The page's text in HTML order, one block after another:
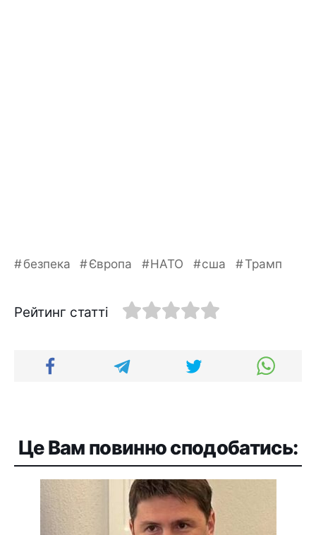
безпека Європа НАТО сша Трамп
Рейтинг статті
Це Вам повинно сподобатись: